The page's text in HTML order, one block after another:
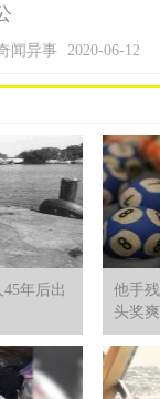
闻异事 2020-06-12
年后出
他手
头奖